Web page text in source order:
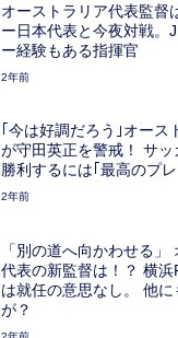
オーストラリア代表監督
ー日本代表と今夜対戦。
ー経験もある指揮官
2年前
｢今は好調だろう｣オース
が守田英正を警戒！ サッ
勝利するには｢最高のプ
2年前
「別の道へ向かわせる」
代表の新監督は！？ 横
は就任の意思なし。 他
が？